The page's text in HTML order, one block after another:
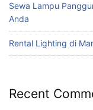
Sewa Lampu
Anda
Rental Lighting di
Recent